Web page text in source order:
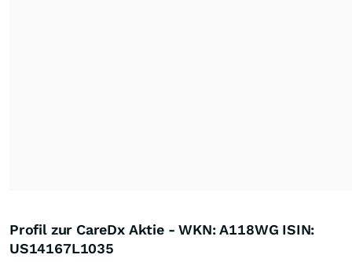
Profil zur CareDx Aktie - WKN: A118WG ISIN:
US14167L1035